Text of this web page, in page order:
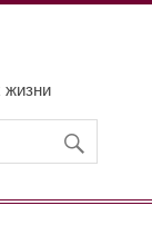
жизни